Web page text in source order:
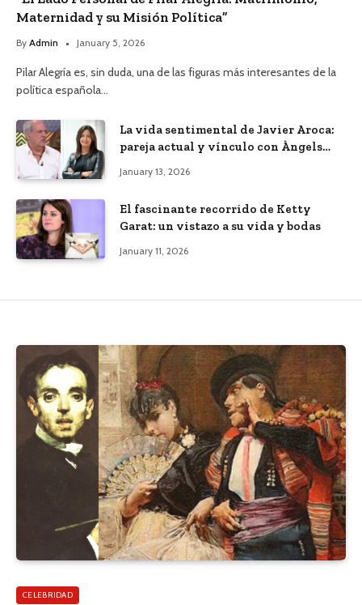
Maternidad y su Misión Política”
By Admin January 5, 2026
Pilar Alegría es, sin duda, una de las figuras más interesantes de la
política española…
La vida sentimental de Javier Aroca:
pareja actual y vínculo con Àngels
January 13, 2026
El fascinante recorrido de Ketty
Garat: un vistazo a su vida y bodas
January 11, 2026
CELEBRIDAD